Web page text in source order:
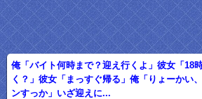
俺「バイト何時まで？迎え行くよ」彼女「18
く？」彼女「まっすぐ帰る」俺「りょーかい
ンすっか」いざ迎えに...